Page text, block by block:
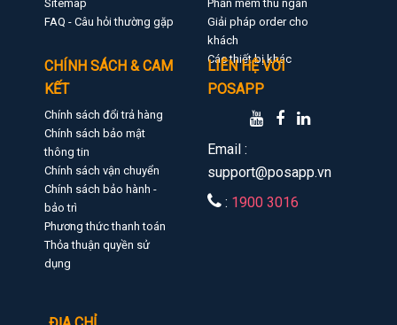
Sitemap
FAQ - Câu hỏi thường gặp
Phần mềm thu ngân
Giải pháp order cho
khách
Các thiết bị khác
CHÍNH SÁCH & CAM
KẾT
Chính sách đổi trả hàng
Chính sách bảo mật
thông tin
Chính sách vận chuyển
Chính sách bảo hành -
bảo trì
Phương thức thanh toán
Thỏa thuận quyền sử
dụng
LIÊN HỆ VỚI
POSAPP
Email :
support@posapp.vn
: 1900 3016